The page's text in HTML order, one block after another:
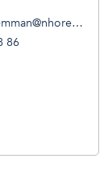
helen.remman@nhoreiseliv.no
86